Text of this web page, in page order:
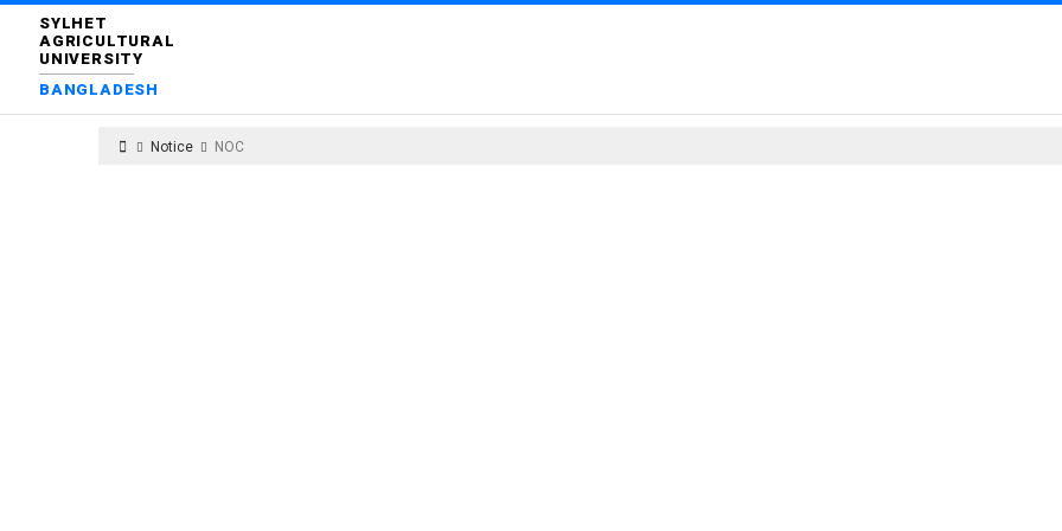
SYLHET
AGRICULTURAL
UNIVERSITY
BANGLADESH
Notice NOC